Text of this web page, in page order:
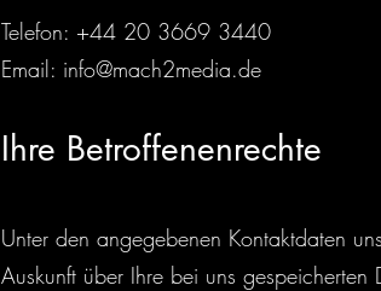
Telefon: +44 20 3669 3440
Email: info@mach2media.de
Ihre Betroffenenrechte
Unter den angegebenen Kontaktdaten
Auskunft über Ihre bei uns